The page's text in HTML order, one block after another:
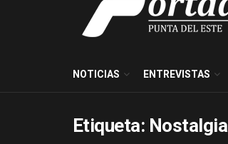
NOTICIAS ENTREVISTAS
Etiqueta: Nostalgia